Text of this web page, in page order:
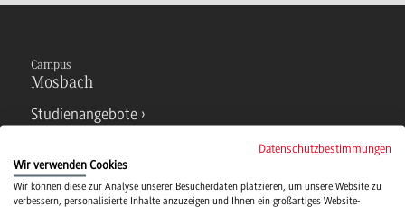
Campus
Mosbach
Studienangebote
IT Service
Datenschutzbestimmungen
Wir verwenden Cookies
Wir können diese zur Analyse unserer Besucherdaten platzieren, um unsere Website zu
verbessern, personalisierte Inhalte anzuzeigen und Ihnen ein großartiges Website-